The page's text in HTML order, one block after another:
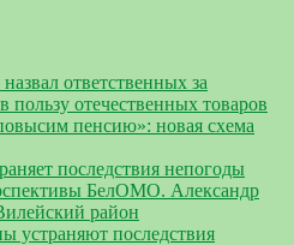
ответственных за
пользу отечественных товаров
пенсию»: новая схема
последствия непогоды
БелОМО. Александр
район
устраняют последствия